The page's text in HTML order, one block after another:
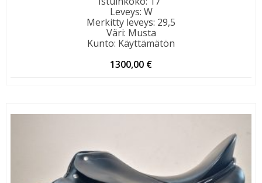
Leveys: W
Merkitty leveys: 29,5
Väri: Musta
Kunto: Käyttämätön
1300,00 €